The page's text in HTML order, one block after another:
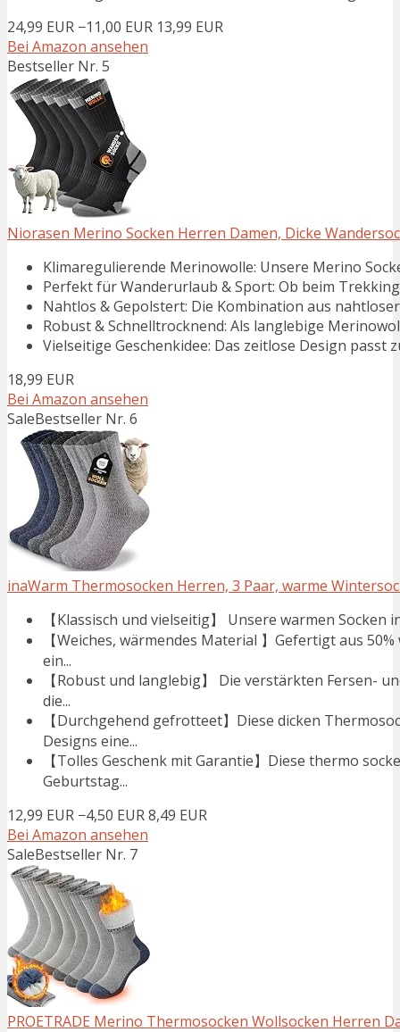
24,99 EUR −11,00 EUR 13,99 EUR
Bei Amazon ansehen
Bestseller Nr. 5
Niorasen Merino Socken Herren Damen, Dicke
Klimaregulierende Merinowolle:​ Unsere Merino
Perfekt für Wanderurlaub & Sport:​ Ob beim
Nahtlos & Gepolstert:​ Die Kombination aus
Robust & Schnelltrocknend:​ Als langlebige
Vielseitige Geschenkidee:​ Das zeitlose Design
18,99 EUR
Bei Amazon ansehen
SaleBestseller Nr. 6
inaWarm Thermosocken Herren, 3 Paar, warme
【Klassisch und vielseitig】 Unsere warmen
【Weiches, wärmendes Material 】Gefertigt aus
ein...
【Robust und langlebig】 Die verstärkten Fersen-
die...
【Durchgehend gefrotteet】Diese dicken
Designs eine...
【Tolles Geschenk mit Garantie】Diese thermo
Geburtstag...
12,99 EUR −4,50 EUR8,49 EUR
Bei Amazon ansehen
SaleBestseller Nr. 7
PROETRADE Merino Thermosocken Wollsocken Herren